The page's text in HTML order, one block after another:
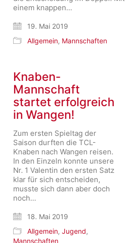
einem knappen…
19. Mai 2019
Allgemein, Mannschaften
Knaben-
Mannschaft
startet erfolgreich
in Wangen!
Zum ersten Spieltag der
Saison durften die TCL-
Knaben nach Wangen reisen.
In den Einzeln konnte unsere
Nr. 1 Valentin den ersten Satz
klar für sich entscheiden,
musste sich dann aber doch
noch…
18. Mai 2019
Allgemein,Jugend,
Mannschaften